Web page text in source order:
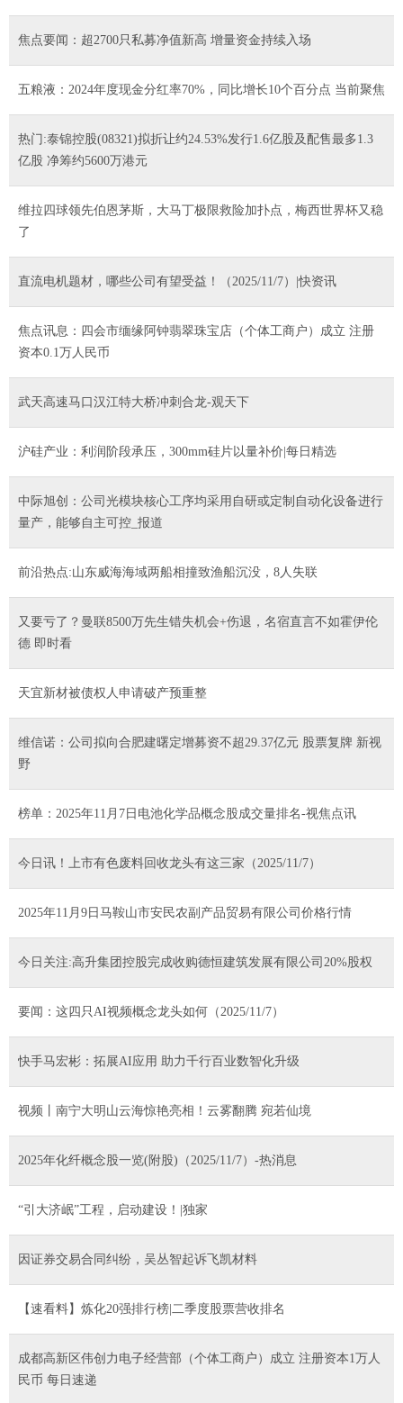
焦点要闻：超2700只私募净值新高 增量资金持续入场
五粮液：2024年度现金分红率70%，同比增长10个百分点 当前聚焦
热门:泰锦控股(08321)拟折让约24.53%发行1.6亿股及配售最多1.3
亿股 净筹约5600万港元
维拉四球领先伯恩茅斯，大马丁极限救险加扑点，梅西世界杯又稳
了
直流电机题材，哪些公司有望受益！（2025/11/7）|快资讯
焦点讯息：四会市缅缘阿钟翡翠珠宝店（个体工商户）成立 注册
资本0.1万人民币
武天高速马口汉江特大桥冲刺合龙-观天下
沪硅产业：利润阶段承压，300mm硅片以量补价|每日精选
中际旭创：公司光模块核心工序均采用自研或定制自动化设备进行
量产，能够自主可控_报道
前沿热点:山东威海海域两船相撞致渔船沉没，8人失联
又要亏了？曼联8500万先生错失机会+伤退，名宿直言不如霍伊伦
德 即时看
天宜新材被债权人申请破产预重整
维信诺：公司拟向合肥建曙定增募资不超29.37亿元 股票复牌 新视
野
榜单：2025年11月7日电池化学品概念股成交量排名-视焦点讯
今日讯！上市有色废料回收龙头有这三家（2025/11/7）
2025年11月9日马鞍山市安民农副产品贸易有限公司价格行情
今日关注:高升集团控股完成收购德恒建筑发展有限公司20%股权
要闻：这四只AI视频概念龙头如何（2025/11/7）
快手马宏彬：拓展AI应用 助力千行百业数智化升级
视频丨南宁大明山云海惊艳亮相！云雾翻腾 宛若仙境
2025年化纤概念股一览(附股)（2025/11/7）-热消息
“引大济岷”工程，启动建设！|独家
因证券交易合同纠纷，吴丛智起诉飞凯材料
【速看料】炼化20强排行榜|二季度股票营收排名
成都高新区伟创力电子经营部（个体工商户）成立 注册资本1万人
民币 每日速递